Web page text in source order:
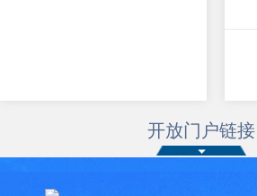
开放门户链接